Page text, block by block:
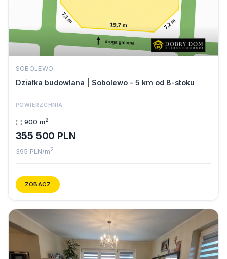
SOBOLEWO
Działka budowlana | Sobolewo - 5 km od B-stoku
POWIERZCHNIA
900 m2
355 500 PLN
395 PLN/m2
ZOBACZ